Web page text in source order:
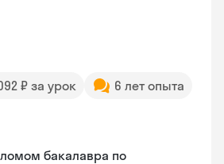
₽ за урок 6 лет опыта
бакалавра по